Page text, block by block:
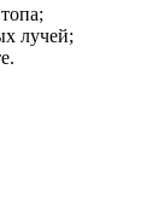
лучей;